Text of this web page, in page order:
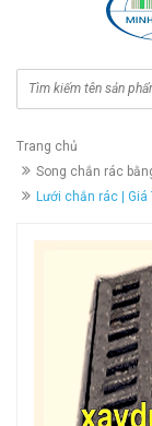
Trang chủ
Song chắn rác
Lưới chắn rác |